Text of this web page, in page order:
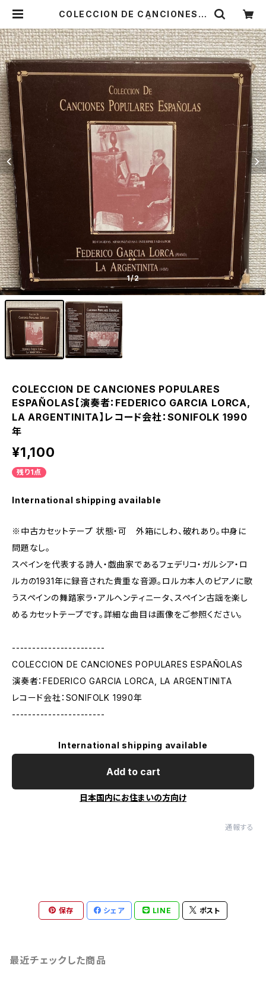
COLECCION DE CANCIONES P
者：FEDERICO GARCIA LORCA,
LA ARGENTINITA】レコード会社：
SONIFOLK 1990年 | Birds' Tal
e Collective
1/2
COLECCION DE CANCIONES POPULARES
ESPAÑOLAS【演奏者：FEDERICO GARCIA LORCA,
LA ARGENTINITA】レコード会社：SONIFOLK 1990
年
¥1,100
残り1点
International shipping available
※中古カセットテープ 状態・可 外箱にしわ、破れあり。中身に
問題なし。
スペインを代表する詩人・戯曲家であるフェデリコ・ガルシア・ロ
ルカの1931年に録音された貴重な音源。ロルカ本人のピアノに歌
うスペインの舞踏家ラ・アルヘンティニータ、スペイン古謡を楽し
めるカセットテープです。詳細な曲目は画像をご参照ください。
-----------------------
COLECCION DE CANCIONES POPULARES ESPAÑOLAS
演奏者：FEDERICO GARCIA LORCA, LA ARGENTINITA
レコード会社：SONIFOLK 1990年
-----------------------
International shipping available
Add to cart
日本国内にお住まいの方向け
通報する
保存 シェア LINE ポスト
最近チェックした商品